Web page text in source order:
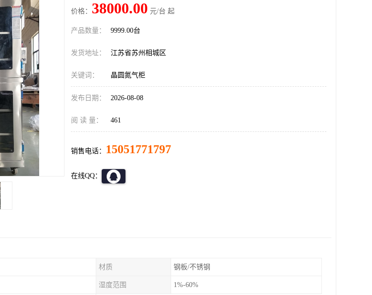
价格： 38000.00 元/台 起
产品数量： 9999.00台
发货地址： 江苏省苏州相城区
关键词： 晶圆氮气柜
发布日期： 2026-08-08
阅 读 量： 461
销售电话： 15051771797
在线QQ：
材质 钢板/不锈钢
湿度范围 1%-60%